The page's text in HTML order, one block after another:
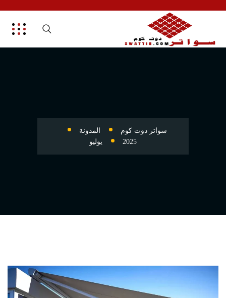
سواتر دوت كوم
المدونة
2025
يوليو